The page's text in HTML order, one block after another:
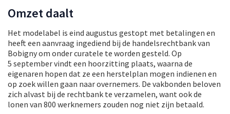
Omzet daalt
Het modelabel is eind augustus gestopt met betalingen en
heeft een aanvraag ingediend bij de handelsrechtbank van
Bobigny om onder curatele te worden gesteld. Op
5 september vindt een hoorzitting plaats, waarna de
eigenaren hopen dat ze een herstelplan mogen indienen en
op zoek willen gaan naar overnemers. De vakbonden beloven
zich alvast bij de rechtbank te verzamelen, want ook de
lonen van 800 werknemers zouden nog niet zijn betaald.